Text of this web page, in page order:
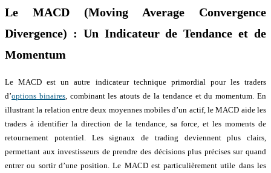
Le MACD (Moving Average Convergence
Divergence) : Un Indicateur de Tendance et de
Momentum
Le MACD est un autre indicateur technique primordial pour les traders
d’options binaires, combinant les atouts de la tendance et du momentum. En
illustrant la relation entre deux moyennes mobiles d’un actif, le MACD aide les
traders à identifier la direction de la tendance, sa force, et les moments de
retournement potentiel. Les signaux de trading deviennent plus clairs,
permettant aux investisseurs de prendre des décisions plus précises sur quand
entrer ou sortir d’une position. Le MACD est particulièrement utile dans les